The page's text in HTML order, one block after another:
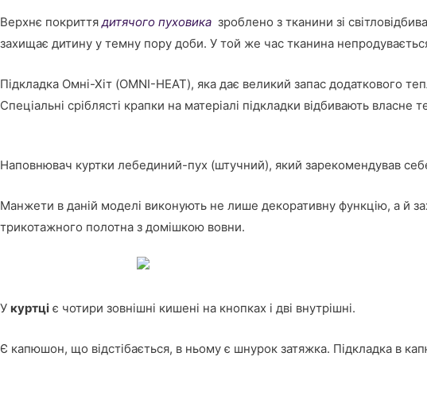
Верхнє покриття дитячого пуховика зроблено з тканини зі
захищає дитину у темну пору доби. У той же час тканина
Підкладка Омні-Хіт (OMNI-HEAT), яка дає великий запас додаткового
Спеціальні сріблясті крапки на матеріалі підкладки відбивають
Наповнювач куртки лебединий-пух (штучний), який зарекомендував
Манжети в даній моделі виконують не лише декоративну функцію, а й
трикотажного полотна з домішкою вовни.
У куртці є чотири зовнішні кишені на кнопках і дві внутрішні.
Є капюшон, що відстібається, в ньому є шнурок затяжка. Підкладка в